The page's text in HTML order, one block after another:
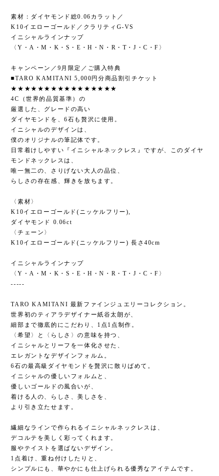
素材：ダイヤモンド総0.06カラット／
K10イエローゴールド／クラリティG-VS
イニシャルラインナップ
〈Y・A・M・K・S・E・H・N・R・T・J・C・F〉
キャンペーン／9月限定／ご購入特典
■TARO KAMITANI 5,000円分商品割引チケット
★★★★★★★★★★★★★★★★
4C（世界的品質基準）の
厳選した、グレードの高い
ダイヤモンドを、6石も贅沢に使用。
イニシャルのデザインは、
僕のオリジナルの筆記体です。
日常着けしやすい『イニシャルネックレス』ですが、このダイヤ
モンドネックレスは、
唯一無二の、さりげない大人の品位、
らしさの存在感、輝きを放ちます。
〈素材〉
K10イエローゴールド(ニッケルフリー),
ダイヤモンド 0.06ct
〈チェーン〉
K10イエローゴールド(ニッケルフリー) 長さ40cm
イニシャルラインナップ
〈Y・A・M・K・S・E・H・N・R・T・J・C・F〉
-----
TARO KAMITANI 最新ファインジュエリーコレクション。
世界初のティアラデザイナー紙谷太朗が、
細部まで徹底的にこだわり、1点1点制作。
〈希望〉と〈らしさ〉の意味を持つ、
イニシャルとリーフを一体化させた、
エレガントなデザインフォルム。
6石の最高級ダイヤモンドを贅沢に散りばめて。
イニシャルの優しいフォルムと、
優しいゴールドの風合いが、
着ける人の、らしさ、美しさを、
より引き立たせます。
繊細なラインで作られるイニシャルネックレスは、
デコルテを美しく彩ってくれます。
服やテイストを選ばないデザイン。
1点着け、重ね付けしたりと、
シンプルにも、華やかにも仕上げられる優秀なアイテムです。